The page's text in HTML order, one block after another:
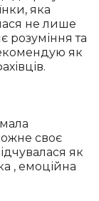
яка
не лише
розуміння та
як
своє
як
, емоційна